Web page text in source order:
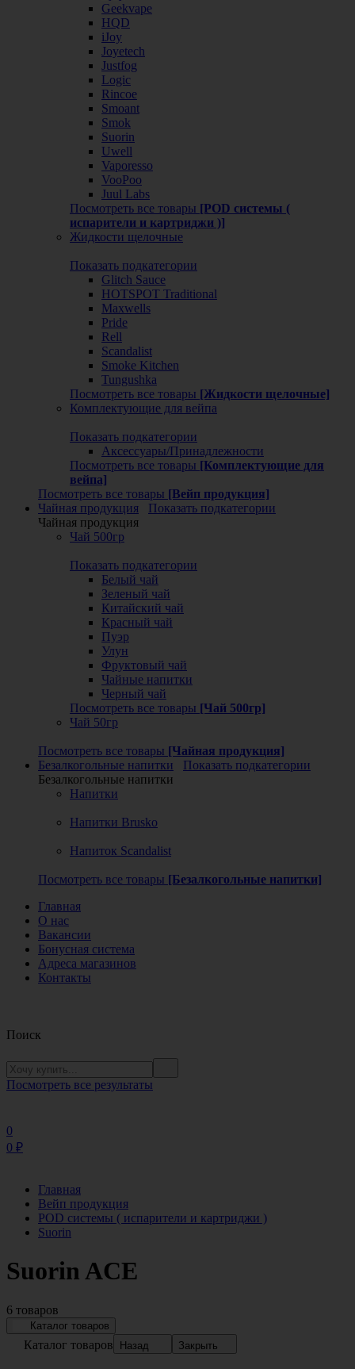
Geekvape
HQD
iJoy
Joyetech
Justfog
Logic
Rincoe
Smoant
Smok
Suorin
Uwell
Vaporesso
VooPoo
Juul Labs
Посмотреть все товары [POD системы (
испарители и картриджи )]
Жидкости щелочные
Показать подкатегории
Glitch Sauce
HOTSPOT Traditional
Maxwells
Pride
Rell
Scandalist
Smoke Kitchen
Tungushka
Посмотреть все товары [Жидкости щелочные]
Комплектующие для вейпа
Показать подкатегории
Аксессуары/Принадлежности
Посмотреть все товары [Комплектующие для
вейпа]
Посмотреть все товары [Вейп продукция]
Чайная продукция
Показать подкатегории
Чайная продукция
Чай 500гр
Показать подкатегории
Белый чай
Зеленый чай
Китайский чай
Красный чай
Пуэр
Улун
Фруктовый чай
Чайные напитки
Черный чай
Посмотреть все товары [Чай 500гр]
Чай 50гр
Посмотреть все товары [Чайная продукция]
Безалкогольные напитки
Показать подкатегории
Безалкогольные напитки
Напитки
Напитки Brusko
Напиток Scandalist
Посмотреть все товары [Безалкогольные напитки]
Главная
О нас
Вакансии
Бонусная система
Адреса магазинов
Контакты
Поиск
Посмотреть все результаты
0
0 ₽
Главная
Вейп продукция
POD системы ( испарители и картриджи )
Suorin
Suorin ACE
6 товаров
Каталог товаров
Каталог товаров Назад Закрыть